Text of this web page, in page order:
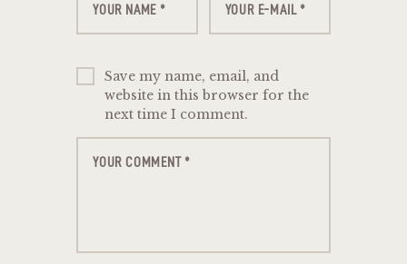
Save my name, email, and
website in this browser for the
next time I comment.